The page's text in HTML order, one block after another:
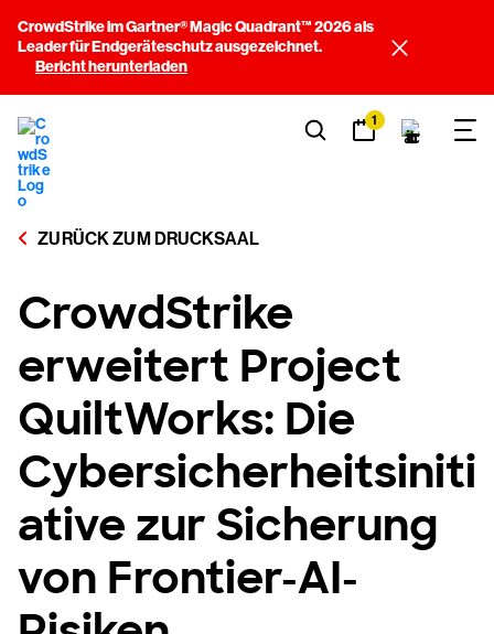
CrowdStrike im Gartner® Magic Quadrant™ 2026 als
Leader für Endgeräteschutz ausgezeichnet.
Bericht herunterladen
1
ZURÜCK ZUM DRUCKSAAL
CrowdStrike
erweitert Project
QuiltWorks: Die
Cybersicherheitsiniti
ative zur Sicherung
von Frontier-AI-